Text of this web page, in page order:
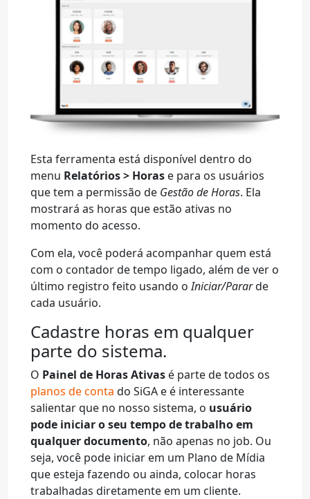
Esta ferramenta está disponível dentro do
menu Relatórios > Horas e para os usuários
que tem a permissão de Gestão de Horas. Ela
mostrará as horas que estão ativas no
momento do acesso.
Com ela, você poderá acompanhar quem está
com o contador de tempo ligado, além de ver o
último registro feito usando oIniciar/Pararde
cada usuário.
Cadastre horas em qualquer
parte do sistema.
O Painel de Horas Ativas é parte de todos os
planos de conta do SiGA e é interessante
salientar que no nosso sistema, o usuário
pode iniciar o seu tempo de trabalho em
qualquer documento, não apenas no job. Ou
seja, você pode iniciar em um Plano de Mídia
que esteja fazendo ou ainda, colocar horas
trabalhadas diretamente em um cliente.